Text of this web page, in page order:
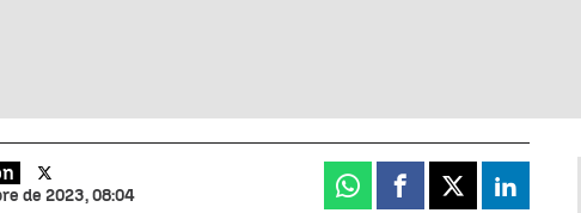
de 2023, 08:04 Whatsapp
Facebook
X Linkedin